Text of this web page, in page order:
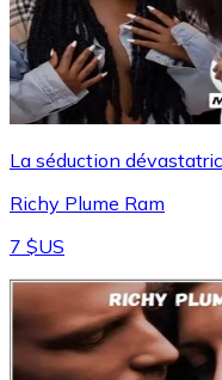
La séduction
Richy Plume Ram
7 $US